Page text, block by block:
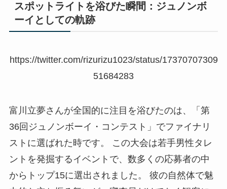
スポットライトを浴びた瞬間：ジュノンボ
ーイとしての軌跡
https://twitter.com/rizurizu1023/status/17370707309
51684283
富川立夢さんが全国的に注目を浴びたのは、「第
36回ジュノンボーイ・コンテスト」でファイナリ
ストに選ばれた時です。 この大会は若手男性タレ
ントを発掘するイベントで、数多くの応募者の中
からトップ15に選出されました。 彼の自然体で魅